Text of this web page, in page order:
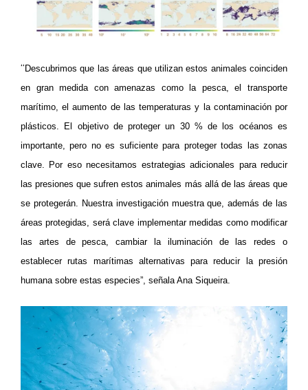
“ Descubrimos que las áreas que utilizan estos animales coinciden
en gran medida con amenazas como la pesca, el transporte
marítimo, el aumento de las temperaturas y la contaminación por
plásticos. El objetivo de proteger un 30 % de los océanos es
importante, pero no es suficiente para proteger todas las zonas
clave. Por eso necesitamos estrategias adicionales para reducir
las presiones que sufren estos animales más allá de las áreas que
se protegerán. Nuestra investigación muestra que, además de las
áreas protegidas, será clave implementar medidas como modificar
las artes de pesca, cambiar la iluminación de las redes o
establecer rutas marítimas alternativas para reducir la presión
humana sobre estas especies”, señala Ana Siqueira.